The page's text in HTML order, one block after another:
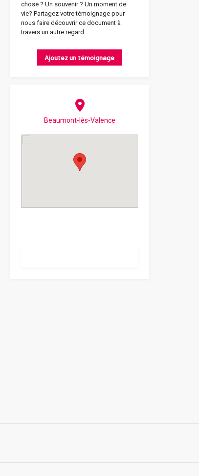
chose ? Un souvenir ? Un moment de
vie? Partagez votre témoignage pour
nous faire découvrir ce document à
travers un autre regard.
Ajoutez un témoignage
Beaumont-lès-Valence